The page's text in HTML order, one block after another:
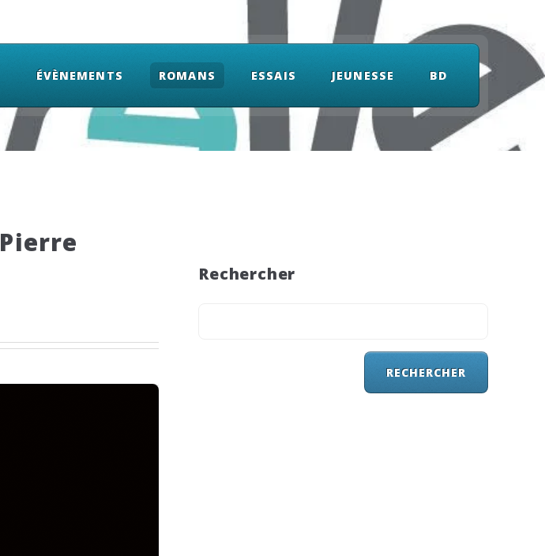
ÉVÈNEMENTS ROMANS ESSAIS JEUNESSE BD
Rechercher